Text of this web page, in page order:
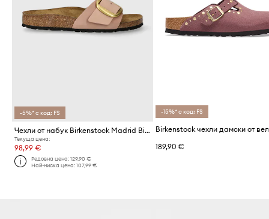
-5%* с код: FS
Чехли от набук Birkenstock Madrid Big Buckle
Текуща цена:
98,99 €
Редовна цена:129,90 €
Най-ниска цена:107,99 €
-15%* с код: FS
189,90 €